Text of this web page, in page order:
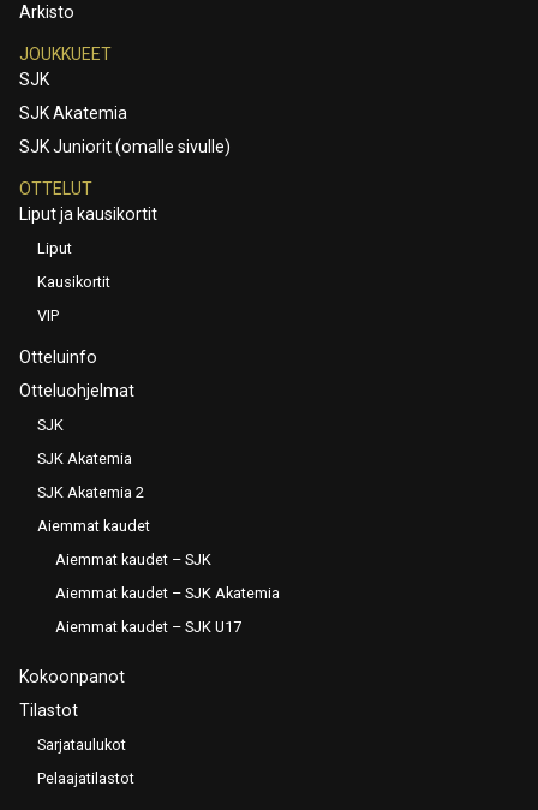
Arkisto
JOUKKUEET
SJK
SJK Akatemia
SJK Juniorit (omalle sivulle)
OTTELUT
Liput ja kausikortit
Liput
Kausikortit
VIP
Otteluinfo
Otteluohjelmat
SJK
SJK Akatemia
SJK Akatemia 2
Aiemmat kaudet
Aiemmat kaudet – SJK
Aiemmat kaudet – SJK Akatemia
Aiemmat kaudet – SJK U17
Kokoonpanot
Tilastot
Sarjataulukot
Pelaajatilastot